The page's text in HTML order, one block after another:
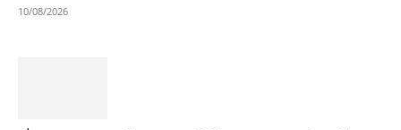
10/08/2026